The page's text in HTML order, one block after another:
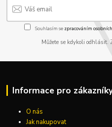
Souhlasím se zpracováním
Můžete se kdykoli
Informace pro
O nás
Jak nakupovat